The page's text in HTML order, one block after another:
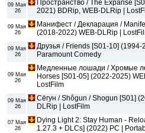
09 Мая
26
Пространство / The Expanse
2021) BDRip, WEB-DLRip |
09 Мая
26
Манифест / Декларация /
(2018-2022) WEB-DLRip |
09 Мая
26
Друзья / Friends [S01-10] (1994-
Paramount Comedy
09 Мая
26
Медленные лошади / Хромые
Horses [S01-05] (2022-2025)
LostFilm
09 Мая
26
Сёгун / Shôgun / Shogun [S01]
DLRip | LostFilm
07 Мая
26
Dying Light 2: Stay Human -
1.27.3 + DLCs] (2022) PC |